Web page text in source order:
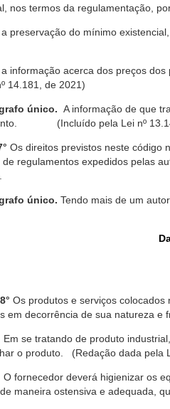
nos termos da regulamentação,
a preservação do mínimo
a informação acerca dos preços
14.181, de 2021)
único. A informação de que
(Incluído pela Lei nº
Os direitos previstos neste código
regulamentos expedidos pelas
único. Tendo mais de um
Os produtos e serviços
em decorrência de sua natureza e
Em se tratando de produto
o produto. (Redação dada pela
O fornecedor deverá higienizar os
maneira ostensiva e adequada,